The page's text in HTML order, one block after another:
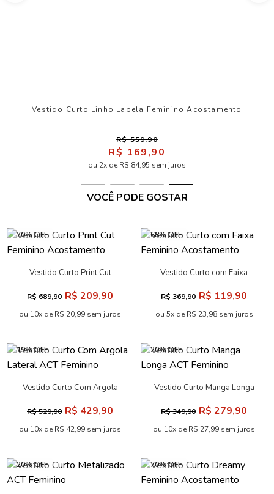
Vestido Curto Linho Lapela Feminino Acostamento
R$ 559,90
R$ 169,90
ou 2x de R$ 84,95 sem juros
VOCÊ PODE GOSTAR
-70% OFF
Vestido Curto Print Cut
R$ 689,90 R$ 209,90
ou 10x de R$ 20,99 sem juros
-68% OFF
Vestido Curto com Faixa
R$ 369,90 R$ 119,90
ou 5x de R$ 23,98 sem juros
-19% OFF
Vestido Curto Com Argola
R$ 529,90 R$ 429,90
ou 10x de R$ 42,99 sem juros
-20% OFF
Vestido Curto Manga Longa
R$ 349,90 R$ 279,90
ou 10x de R$ 27,99 sem juros
-20% OFF -70% OFF